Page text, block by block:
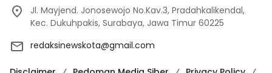
Jl. Mayjend. Jonosewojo No.Kav.3, Pradahkalikendal,
Kec. Dukuhpakis, Surabaya, Jawa Timur 60225
redaksinewskota@gmail.com